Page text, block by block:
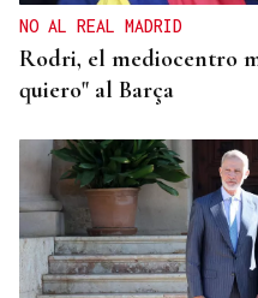
NO AL REAL MADRID
Rodri, el mediocentro
quiero" al Barça